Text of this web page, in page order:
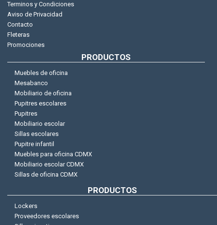
Terminos y Condiciones
Aviso de Privacidad
Contacto
Fleteras
Promociones
PRODUCTOS
Muebles de oficina
Mesabanco
Mobiliario de oficina
Pupitres escolares
Pupitres
Mobiliario escolar
Sillas escolares
Pupitre infantil
Muebles para oficina CDMX
Mobiliario escolar CDMX
Sillas de oficina CDMX
PRODUCTOS
Lockers
Proveedores escolares